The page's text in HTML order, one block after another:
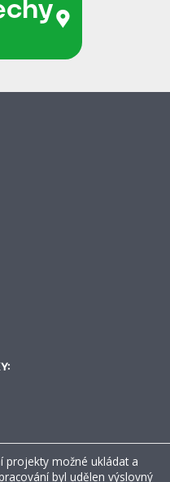
projekty možné ukládat a
byl udělen výslovný